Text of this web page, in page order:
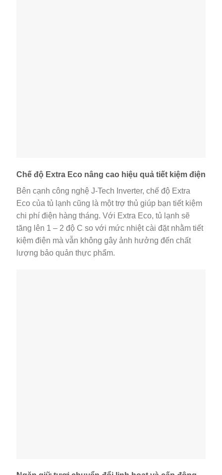
Chế độ Extra Eco nâng cao hiệu quả tiết kiệm điện
Bên cạnh công nghệ J-Tech Inverter, chế độ Extra
Eco của tủ lạnh cũng là một trợ thủ giúp bạn tiết kiệm
chi phí điện hàng tháng. Với Extra Eco, tủ lạnh sẽ
tăng lên 1 – 2 độ C so với mức nhiệt cài đặt nhằm tiết
kiệm điện mà vẫn không gây ảnh hưởng đến chất
lượng bảo quản thực phẩm.